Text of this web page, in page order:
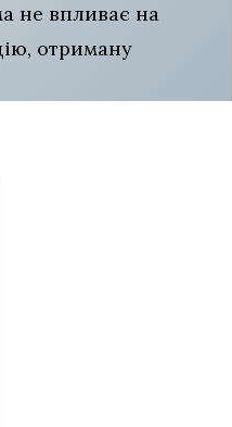
не впливає на
отриману